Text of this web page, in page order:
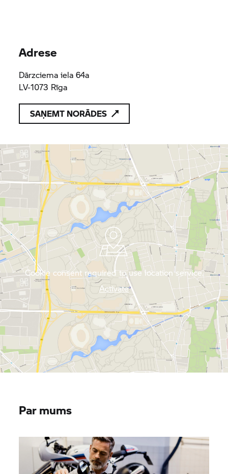
Adrese
Dārzciema iela 64a
LV-1073 Rīga
SAŅEMT NORĀDES
Cookie consent required to use location service.
Activate
Par mums